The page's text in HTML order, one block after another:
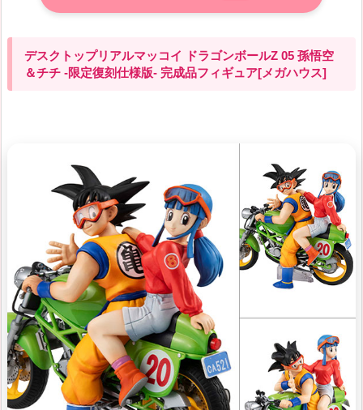
デスクトップリアルマッコイ ドラゴンボールZ 05 孫悟空
＆チチ -限定復刻仕様版- 完成品フィギュア[メガハウス]